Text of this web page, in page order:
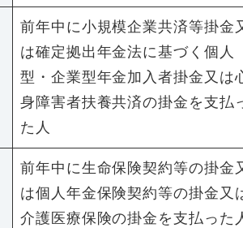
前年中に小規模企業共済等掛金
は確定拠出年金法に基づく個人
型・企業型年金加入者掛金又は
身障害者扶養共済の掛金を支払
た人
前年中に生命保険契約等の掛金
は個人年金保険契約等の掛金又
介護医療保険の掛金を支払った